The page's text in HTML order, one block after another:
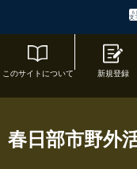
このサイトについて 新規登録
春日部市野外